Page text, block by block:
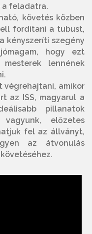
a feladatra.
követés közben
fordítani a tubust,
kényszeríti szegény
hogy ezt
lennének
végrehajtani, amikor
az ISS, magyarul a
pillanatok
előzetes
fel az állványt,
az átvonulás